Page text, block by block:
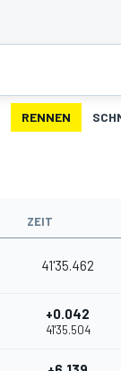
RENNEN
ZEIT
41'35.462
+0.042
41'35.504